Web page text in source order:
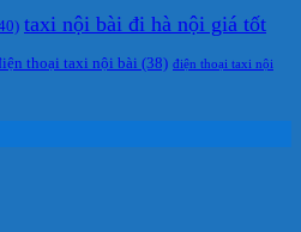
taxi nội bài đi hà nội giá tốt
thoại taxi nội bài (38) điện thoại taxi nội